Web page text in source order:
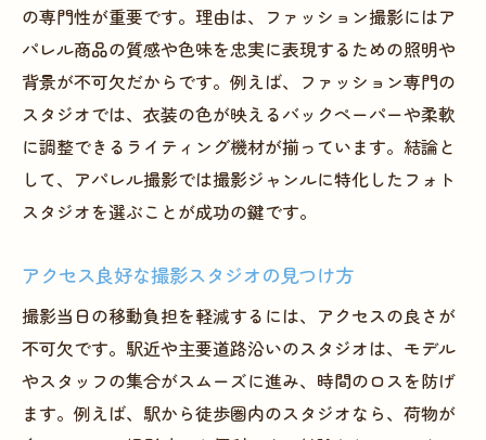
の専門性が重要です。理由は、ファッション撮影にはア
パレル商品の質感や色味を忠実に表現するための照明や
背景が不可欠だからです。例えば、ファッション専門の
スタジオでは、衣装の色が映えるバックペーパーや柔軟
に調整できるライティング機材が揃っています。結論と
して、アパレル撮影では撮影ジャンルに特化したフォト
スタジオを選ぶことが成功の鍵です。
アクセス良好な撮影スタジオの見つけ方
撮影当日の移動負担を軽減するには、アクセスの良さが
不可欠です。駅近や主要道路沿いのスタジオは、モデル
やスタッフの集合がスムーズに進み、時間のロスを防げ
ます。例えば、駅から徒歩圏内のスタジオなら、荷物が